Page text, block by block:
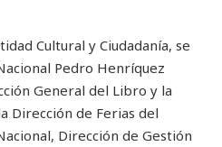
Cultural y Ciudadanía, se
Pedro Henríquez
General del Libro y la
Dirección de Ferias del
Dirección de Gestión